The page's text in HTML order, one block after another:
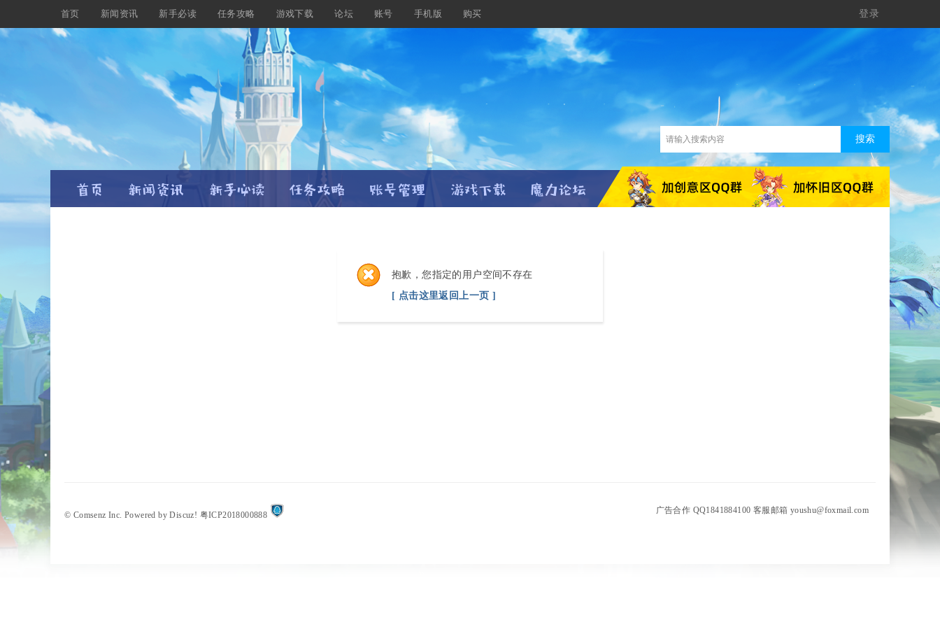
首页 新闻资讯 新手必读 任务攻略 游戏下载 论坛 账号 手机版 购买 登录
搜索
抱歉，您指定的用户空间不存在
[ 点击这里返回上一页 ]
© Comsenz Inc. Powered byDiscuz! 粤ICP2018000888 广告合作 QQ1841884100 客服邮箱 youshu@foxmail.com